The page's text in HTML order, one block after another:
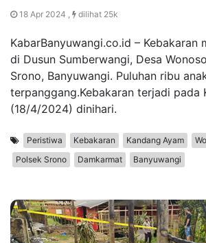
18 Apr 2024 , dilihat 25k
KabarBanyuwangi.co.id – Kebakaran
di Dusun Sumberwangi, Desa
Srono, Banyuwangi. Puluhan ribu
terpanggang.Kebakaran terjadi pada
(18/4/2024) dinihari.
Peristiwa Kebakaran Kandang Ayam
Polsek Srono
Damkarmat Banyuwangi